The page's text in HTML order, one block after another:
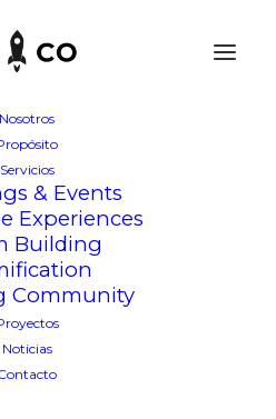
Nosotros
Servicios
& Events
Experiences
Building
Community
Noticias